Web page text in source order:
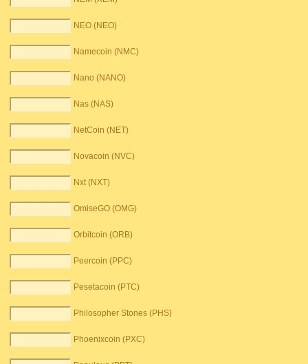
NEO (NEO)
Namecoin (NMC)
Nano (NANO)
Nas (NAS)
NetCoin (NET)
Novacoin (NVC)
Nxt (NXT)
OmiseGO (OMG)
Orbitcoin (ORB)
Peercoin (PPC)
Pesetacoin (PTC)
Philosopher Stones (PHS)
Phoenixcoin (PXC)